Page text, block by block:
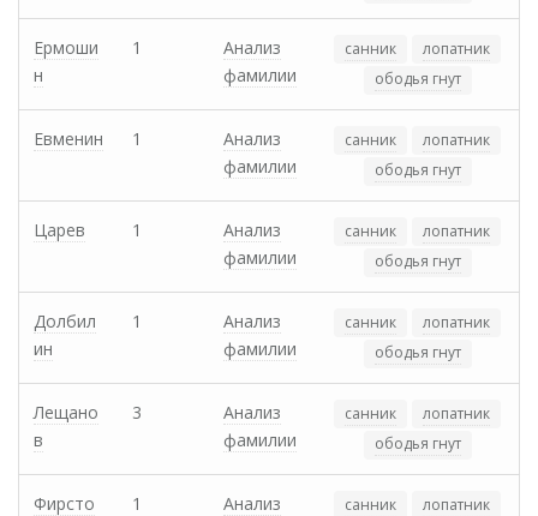
Ермоши
н
1
Анализ
фамилии
санник
лопатник
ободья гнут
Евменин 1
Анализ
фамилии
санник
лопатник
ободья гнут
Царев 1
Анализ
фамилии
санник
лопатник
ободья гнут
Долбил
ин
1
Анализ
фамилии
санник
лопатник
ободья гнут
Лещано
в
3
Анализ
фамилии
санник
лопатник
ободья гнут
Фирсто
1
Анализ
санник
лопатник